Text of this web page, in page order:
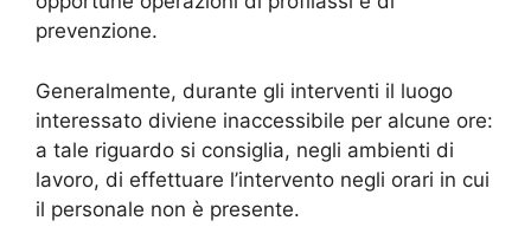
prevenzione.
Generalmente, durante gli interventi il luogo
interessato diviene inaccessibile per alcune ore:
a tale riguardo si consiglia, negli ambienti di
lavoro, di effettuare l’intervento negli orari in cui
il personale non è presente.